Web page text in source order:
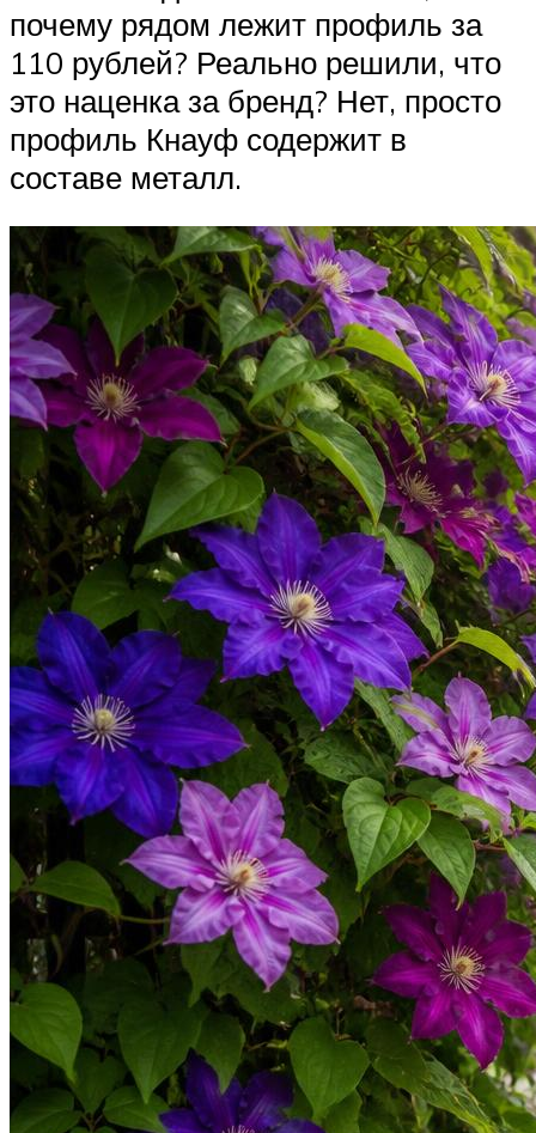
почему рядом лежит профиль за
110 рублей? Реально решили, что
это наценка за бренд? Нет, просто
профиль Кнауф содержит в
составе металл.